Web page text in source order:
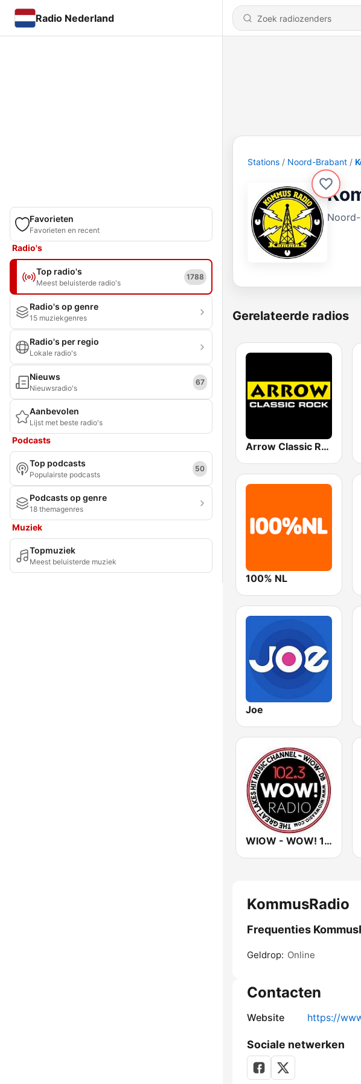
Radio Nederland
Favorieten
Favorieten en recent
Radio's
Top radio's
Meest beluisterde radio's
1788
Radio's op genre
15 muziekgenres
Radio's per regio
Lokale radio's
Nieuws
Nieuwsradio's
67
Aanbevolen
Lijst met beste radio's
Podcasts
Top podcasts
Populairste podcasts
50
Podcasts op genre
18 themagenres
Muziek
Topmuziek
Meest beluisterde muziek
Stations Noord-Brabant
Gerelateerde radios
Arrow Classic Rock
100% NL
Joe
WIOW - WOW! 102.3
KommusRadio
Frequenties
Geldrop: Online
Contacten
Website https://
Sociale netwerken